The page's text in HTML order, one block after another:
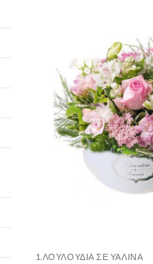
1.ΛΟΥΛΟΎΔΙΑ ΣΈ ΥΆΛΙΝΑ